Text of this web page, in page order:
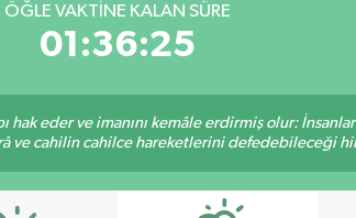
ÖĞLE VAKTINE KALAN SÜRE
01:36:25
hak eder ve imanını kemâle erdirmiş olur:
ve cahilin cahilce hareketlerini defedebileceği